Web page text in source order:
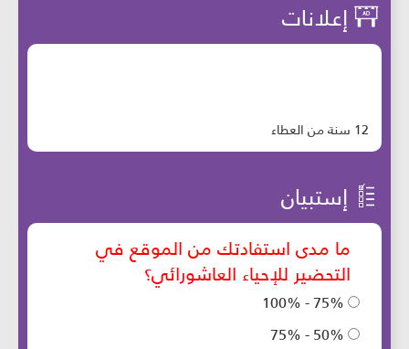
إعلانات
12 سنة من العطاء
إستبيان